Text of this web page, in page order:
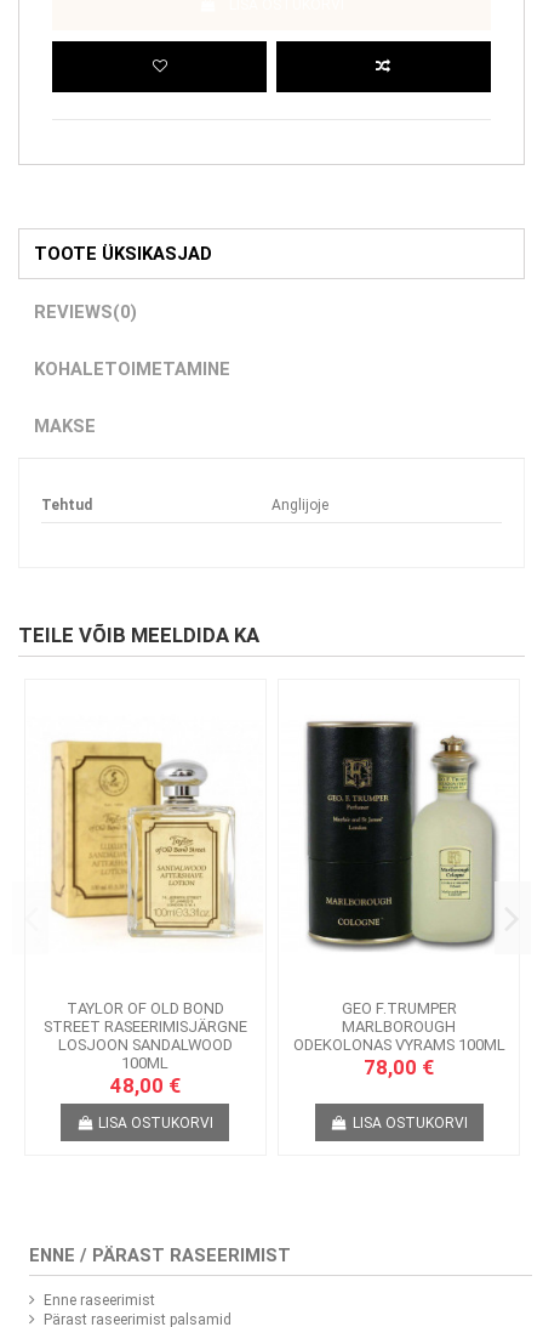
TOOTE ÜKSIKASJAD
REVIEWS(0)
KOHALETOIMETAMINE
MAKSE
Tehtud Anglijoje
TEILE VÕIB MEELDIDA KA
TAYLOR OF OLD BOND
STREET RASEERIMISJÄRGNE
LOSJOON SANDALWOOD
100ML
48,00 €
LISA OSTUKORVI
GEO F.TRUMPER
MARLBOROUGH
ODEKOLONAS VYRAMS 100ML
78,00 €
LISA OSTUKORVI
ENNE / PÄRAST RASEERIMIST
Enne raseerimist
Pärast raseerimist palsamid